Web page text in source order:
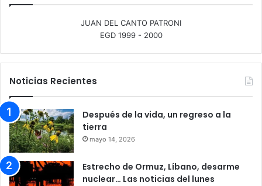
JUAN DEL CANTO PATRONI
EGD 1999 - 2000
Noticias Recientes
Después de la vida, un regreso a la
tierra
mayo 14, 2026
Estrecho de Ormuz, Líbano, desarme
nuclear… Las noticias del lunes